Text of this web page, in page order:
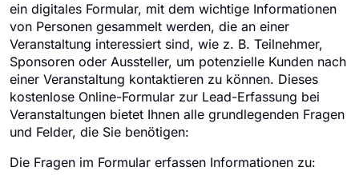
ein digitales Formular, mit dem wichtige Informationen
von Personen gesammelt werden, die an einer
Veranstaltung interessiert sind, wie z. B. Teilnehmer,
Sponsoren oder Aussteller, um potenzielle Kunden nach
einer Veranstaltung kontaktieren zu können. Dieses
kostenlose Online-Formular zur Lead-Erfassung bei
Veranstaltungen bietet Ihnen alle grundlegenden Fragen
und Felder, die Sie benötigen:
Die Fragen im Formular erfassen Informationen zu: